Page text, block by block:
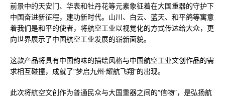
前景中的天安门、华表和牡丹花等元素象征着在大国重器的守护下
中国奋进新征程，建功新时代。山川、白云、蓝天、和平鸽等寓意
着我们是和平的使者，将航空工业以视觉化的方式传达给大众，更
向世界展示了中国航空工业发展的崭新面貌。
这款产品将具有中国韵味的描绘风格与中国航空工业文创作品的需
求相互碰撞，成就了“梦启九州·耀航飞翔”的出现。
此次将航空文创作为普通民众与大国重器之间的“信物”，是弘扬航